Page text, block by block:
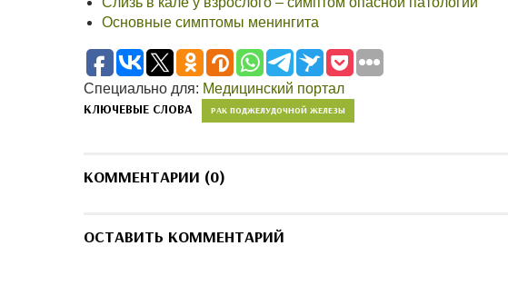
Основные симптомы менингита
Специально для: Медицинский портал
КЛЮЧЕВЫЕ СЛОВА РАК ПОДЖЕЛУДОЧНОЙ ЖЕЛЕЗЫ
КОММЕНТАРИИ (0)
ОСТАВИТЬ КОММЕНТАРИЙ